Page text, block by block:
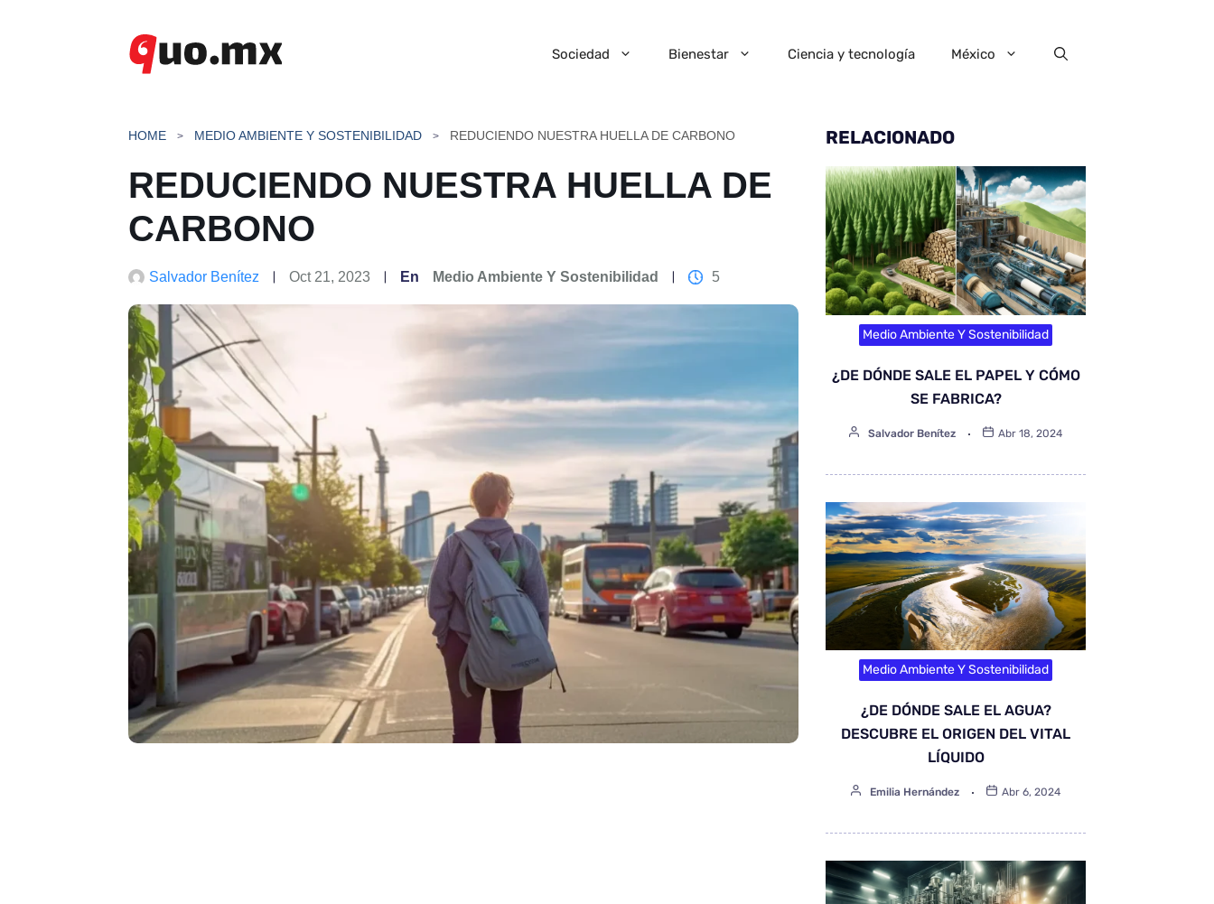
Sociedad Bienestar Ciencia y tecnología México
HOME MEDIO AMBIENTE Y SOSTENIBILIDAD REDUCIENDO NUESTRA HUELLA DE CARBONO
REDUCIENDO NUESTRA HUELLA DE
CARBONO
Salvador Benítez Oct 21, 2023 En Medio Ambiente Y Sostenibilidad 5
RELACIONADO
Medio Ambiente Y Sostenibilidad
¿DE DÓNDE SALE EL PAPEL Y CÓMO
SE FABRICA?
Salvador Benítez Abr 18, 2024
Medio Ambiente Y Sostenibilidad
¿DE DÓNDE SALE EL AGUA?
DESCUBRE EL ORIGEN DEL VITAL
LÍQUIDO
Emilia Hernández Abr 6, 2024